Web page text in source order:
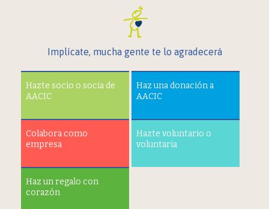
Implícate, mucha gente te lo agradecerá
Hazte socio o socia de
AACIC
Haz una donación a
AACIC
Colabora como
empresa
Hazte voluntario o
voluntaria
Haz un regalo con
corazón